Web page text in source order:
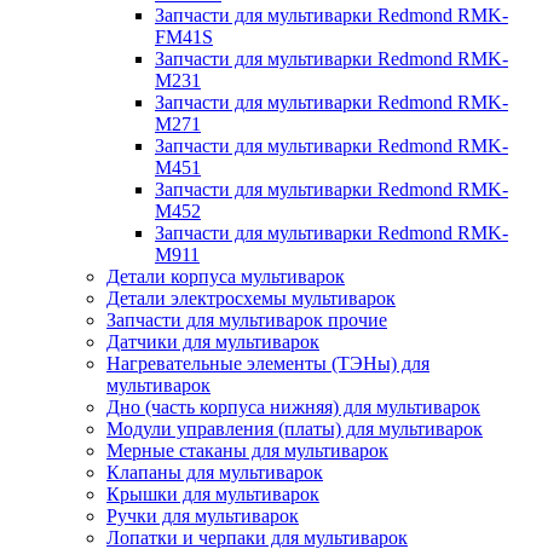
Запчасти для мультиварки Redmond RMK-
FM41S
Запчасти для мультиварки Redmond RMK-
M231
Запчасти для мультиварки Redmond RMK-
M271
Запчасти для мультиварки Redmond RMK-
M451
Запчасти для мультиварки Redmond RMK-
M452
Запчасти для мультиварки Redmond RMK-
M911
Детали корпуса мультиварок
Детали электросхемы мультиварок
Запчасти для мультиварок прочие
Датчики для мультиварок
Нагревательные элементы (ТЭНы) для
мультиварок
Дно (часть корпуса нижняя) для мультиварок
Модули управления (платы) для мультиварок
Мерные стаканы для мультиварок
Клапаны для мультиварок
Крышки для мультиварок
Ручки для мультиварок
Лопатки и черпаки для мультиварок